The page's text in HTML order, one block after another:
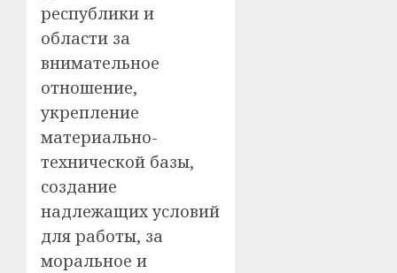
республики и
области за
внимательное
отношение,
укрепление
материально-
технической базы,
создание
надлежащих условий
для работы, за
моральное и